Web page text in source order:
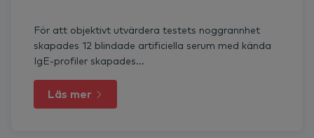
För att objektivt utvärdera testets noggrannhet
skapades 12 blindade artificiella serum med kända
IgE-profiler skapades...
Läs mer